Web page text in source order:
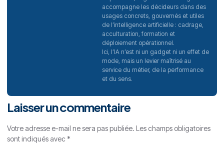
accompagne les décideurs dans des
usages concrets, gouvernés et utiles
de l’intelligence artificielle : cadrage,
acculturation, formation et
déploiement opérationnel.
Ici, l’IA n’est ni un gadget ni un effet de
mode, mais un levier maîtrisé au
service du métier, de la performance
et du sens.
Laisser un commentaire
Votre adresse e-mail ne sera pas publiée. Les champs obligatoires
sont indiqués avec *